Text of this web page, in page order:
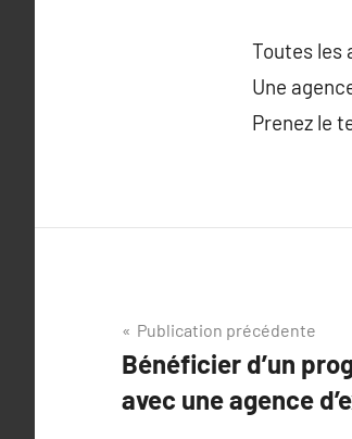
Toutes les
Une
Prenez le
Navigation
de
l’article
Publication précédente
Bénéficier d’un
avec une agence